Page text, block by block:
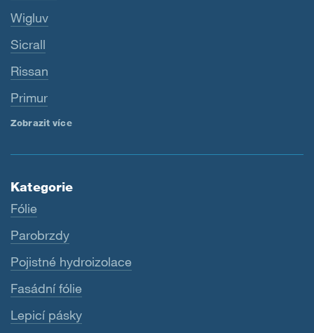
Wigluv
Sicrall
Rissan
Primur
Zobrazit více
Kategorie
Fólie
Parobrzdy
Pojistné hydroizolace
Fasádní fólie
Lepicí pásky